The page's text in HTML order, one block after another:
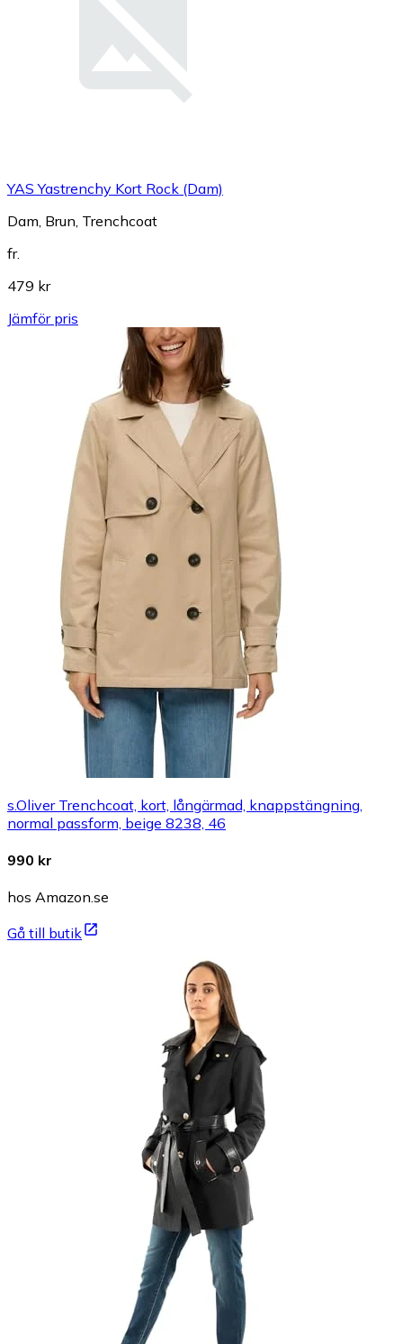
YAS Yastrenchy Kort Rock (Dam)
Dam, Brun, Trenchcoat
fr.
479 kr
Jämför pris
s.Oliver Trenchcoat, kort, långärmad, knappstängning,
normal passform, beige 8238, 46
990 kr
hos Amazon.se
Gå till butik